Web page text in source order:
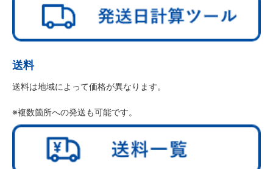
送料
送料は地域によって価格が異なります。
※複数箇所への発送も可能です。